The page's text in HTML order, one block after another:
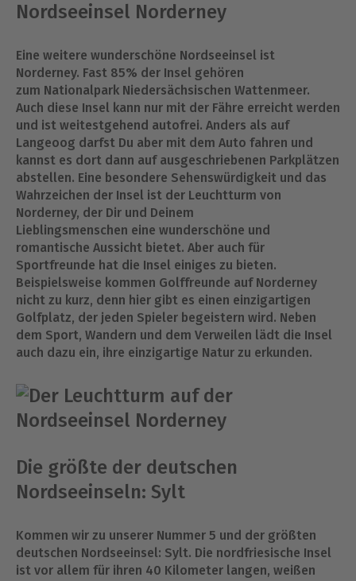
Nordseeinsel Norderney
Eine weitere wunderschöne Nordseeinsel ist
Norderney. Fast 85% der Insel gehören
zum Nationalpark Niedersächsischen Wattenmeer.
Auch diese Insel kann nur mit der Fähre erreicht werden
und ist weitestgehend autofrei. Anders als auf
Langeoog darfst Du aber mit dem Auto fahren und
kannst es dort dann auf ausgeschriebenen Parkplätzen
abstellen. Eine besondere Sehenswürdigkeit und das
Wahrzeichen der Insel ist der Leuchtturm von
Norderney, der Dir und Deinem
Lieblingsmenschen eine wunderschöne und
romantische Aussicht bietet. Aber auch für
Sportfreunde hat die Insel einiges zu bieten.
Beispielsweise kommen Golffreunde auf Norderney
nicht zu kurz, denn hier gibt es einen einzigartigen
Golfplatz, der jeden Spieler begeistern wird. Neben
dem Sport, Wandern und dem Verweilen lädt die Insel
auch dazu ein, ihre einzigartige Natur zu erkunden.
Die größte der deutschen
Nordseeinseln: Sylt
Kommen wir zu unserer Nummer 5 und der größten
deutschen Nordseeinsel: Sylt. Die nordfriesische Insel
ist vor allem für ihren 40 Kilometer langen, weißen